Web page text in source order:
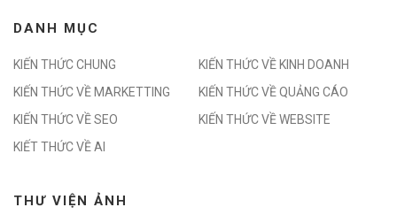
DANH MỤC
KIẾN THỨC CHUNG
KIẾN THỨC VỀ KINH DOANH
KIẾN THỨC VỀ MARKETTING
KIẾN THỨC VỀ QUẢNG CÁO
KIẾN THỨC VỀ SEO
KIẾN THỨC VỀ WEBSITE
KIẾT THỨC VỀ AI
THƯ VIỆN ẢNH